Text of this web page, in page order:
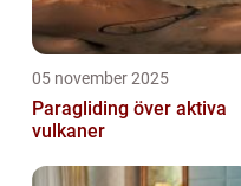
05 november 2025
Paragliding över aktiva
vulkaner